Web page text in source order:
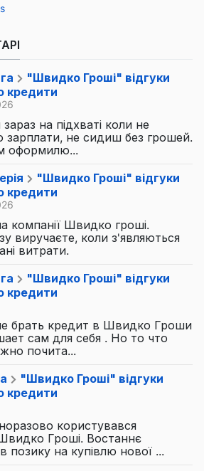
"Швидко Гроші" відгуки
кредити
на підхваті коли не
зарплати, не сидиш без грошей.
оформилю...
"Швидко Гроші" відгуки
кредити
компанії Швидко гроші.
виручаєте, коли з'являються
витрати.
"Швидко Гроші" відгуки
кредити
брать кредит в Швидко Гроши
сам для себя . Но то что
почита...
"Швидко Гроші" відгуки
кредити
користувався
Гроші. Востаннє
на купівлю нової ...